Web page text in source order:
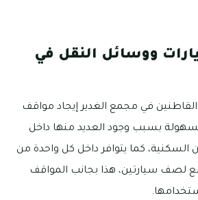
ووسائل النقل في
في مجمع الغدير إيجاد مواقف
بسبب وجود العديد منها داخل
السكنية، كما يتوافر داخل كل واحدة من
لصف سيارتين، هذا بجانب المواقف